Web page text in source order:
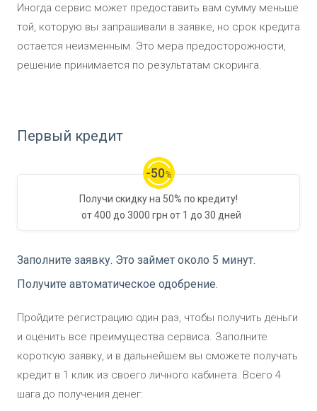
Иногда сервис может предоставить вам сумму меньше
той, которую вы запрашивали в заявке, но срок кредита
остается неизменным. Это мера предосторожности,
решение принимается по результатам скоринга.
Первый кредит
-50%
Получи скидку на 50% по кредиту!
от400 до 3000 грн от 1 до 30 дней
Заполните заявку. Это займет около 5 минут.
Получите автоматическое одобрение.
Пройдите регистрацию один раз, чтобы получить деньги
и оценить все преимущества сервиса. Заполните
короткую заявку, и в дальнейшем вы сможете получать
кредит в 1 клик из своего личного кабинета. Всего 4
шага до получения денег: